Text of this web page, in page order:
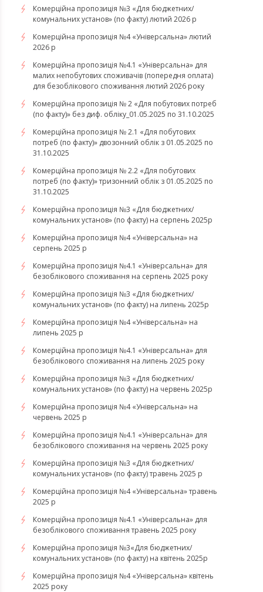
Комерційна пропозиція №3 «Для бюджетних/
комунальних установ» (по факту) лютий 2026 р
Комерційна пропозиція №4 «Універсальна» лютий
2026 р
Комерційна пропозиція №4.1 «Універсальна» для
малих непобутових споживачів (попередня оплата)
для безоблікового споживання лютий 2026 року
Комерційна пропозиція № 2 «Для побутових потреб
(по факту)» без диф. обліку_01.05.2025 по 31.10.2025
Комерційна пропозиція № 2.1 «Для побутових
потреб (по факту)» двозонний облік з 01.05.2025 по
31.10.2025
Комерційна пропозиція № 2.2 «Для побутових
потреб (по факту)» тризонний облік з 01.05.2025 по
31.10.2025
Комерційна пропозиція №3 «Для бюджетних/
комунальних установ» (по факту) на серпень 2025р
Комерційна пропозиція №4 «Універсальна» на
серпень 2025 р
Комерційна пропозиція №4.1 «Універсальна» для
безоблікового споживання на серпень 2025 року
Комерційна пропозиція №3 «Для бюджетних/
комунальних установ» (по факту) на липень 2025р
Комерційна пропозиція №4 «Універсальна» на
липень 2025 р
Комерційна пропозиція №4.1 «Універсальна» для
безоблікового споживання на липень 2025 року
Комерційна пропозиція №3 «Для бюджетних/
комунальних установ» (по факту) на червень 2025р
Комерційна пропозиція №4 «Універсальна» на
червень 2025 р
Комерційна пропозиція №4.1 «Універсальна» для
безоблікового споживання на червень 2025 року
Комерційна пропозиція №3 «Для бюджетних/
комунальних установ» (по факту) травень 2025 р
Комерційна пропозиція №4 «Універсальна» травень
2025 р
Комерційна пропозиція №4.1 «Універсальна» для
безоблікового споживання травень 2025 року
Комерційна пропозиція №3«Для бюджетних/
комунальних установ» (по факту) на квітень 2025р
Комерційна пропозиція №4 «Універсальна» квітень
2025 року